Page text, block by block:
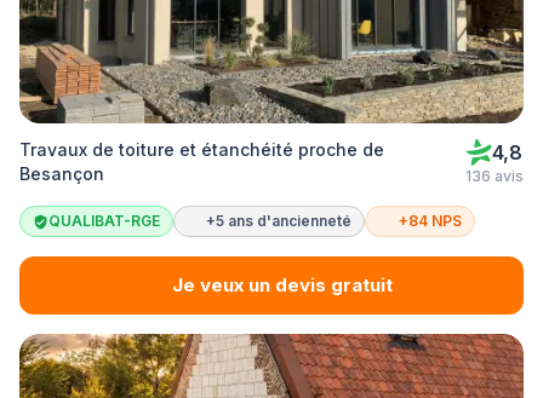
Travaux de toiture et étanchéité proche de
Besançon
4,8
136 avis
QUALIBAT-RGE +5 ans d'ancienneté +84 NPS
Je veux un devis gratuit